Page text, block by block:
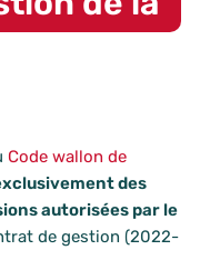
Code wallon de
des
autorisées par le
de gestion (2022-